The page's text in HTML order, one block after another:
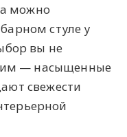
а можно
стуле у
вы не
— насыщенные
свежести